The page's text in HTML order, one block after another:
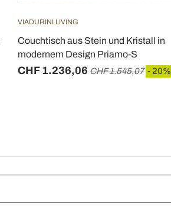
VIADURINI LIVING
Couchtisch aus Stein und Kristall in
modernem Design Priamo-S
CHF 1.236,06 CHF 1.545,07 - 20%